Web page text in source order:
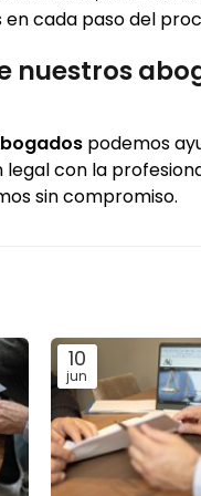
cada paso del
nuestros
podemos
con la
sin compromiso.
10
jun